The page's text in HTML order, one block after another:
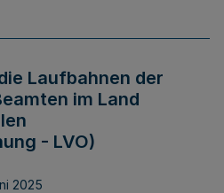
Laufbahnen der
im Land
- LVO)
2025